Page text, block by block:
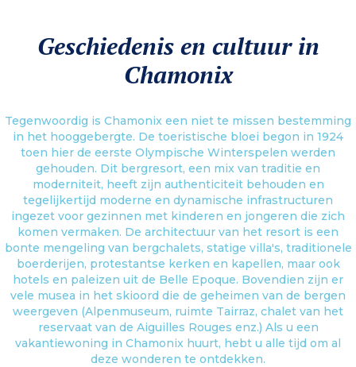
Geschiedenis en cultuur in
Chamonix
Tegenwoordig is Chamonix een niet te missen bestemming
in het hooggebergte. De toeristische bloei begon in 1924
toen hier de eerste Olympische Winterspelen werden
gehouden. Dit bergresort, een mix van traditie en
moderniteit, heeft zijn authenticiteit behouden en
tegelijkertijd moderne en dynamische infrastructuren
ingezet voor gezinnen met kinderen en jongeren die zich
komen vermaken. De architectuur van het resort is een
bonte mengeling van bergchalets, statige villa's, traditionele
boerderijen, protestantse kerken en kapellen, maar ook
hotels en paleizen uit de Belle Epoque. Bovendien zijn er
vele musea in het skioord die de geheimen van de bergen
weergeven (Alpenmuseum, ruimte Tairraz, chalet van het
reservaat van de Aiguilles Rouges enz.) Als u een
vakantiewoning in Chamonix huurt, hebt u alle tijd om al
deze wonderen te ontdekken.